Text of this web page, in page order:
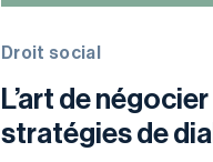
Droit social
L’art de
stratégies de